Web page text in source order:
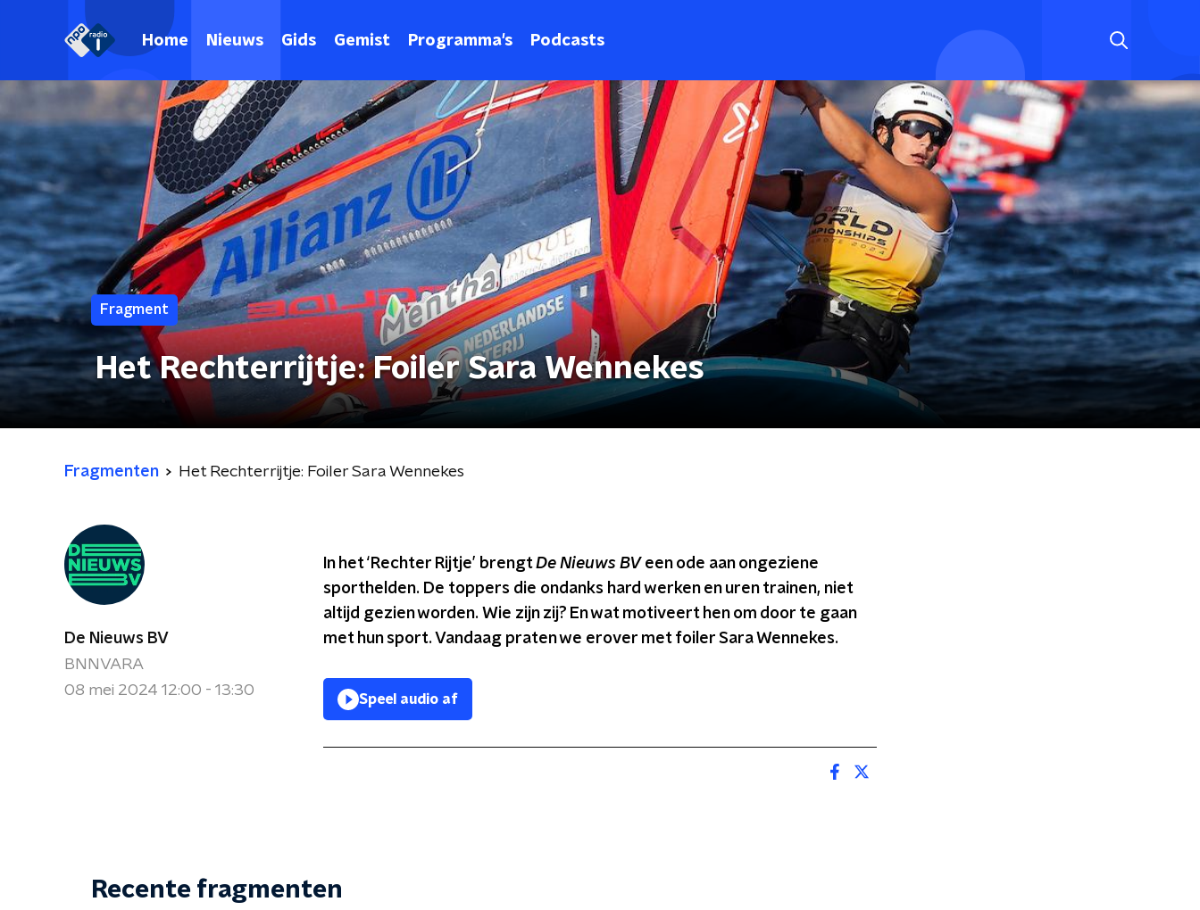
Home Nieuws Gids Gemist Programma's Podcasts
Fragment
Het Rechterrijtje: Foiler Sara Wennekes
Fragmenten Het Rechterrijtje: Foiler Sara Wennekes
De Nieuws BV
BNNVARA
08 mei 2024 12:00 - 13:30
In het ‘Rechter Rijtje’ brengtDe Nieuws BVeen ode aan ongeziene
sporthelden. De toppers die ondanks hard werken en uren trainen, niet
altijd gezien worden. Wie zijn zij? En wat motiveert hen om door te gaan
met hun sport. Vandaag praten we erover met foiler Sara Wennekes.
Speel audio af
Recente fragmenten